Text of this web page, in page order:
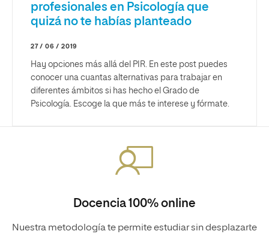
profesionales en Psicología que
quizá no te habías planteado
27 / 06 / 2019
Hay opciones más allá del PIR. En este post puedes
conocer una cuantas alternativas para trabajar en
diferentes ámbitos si has hecho el Grado de
Psicología. Escoge la que más te interese y fórmate.
Docencia 100% online
Nuestra metodología te permite estudiar sin desplazarte